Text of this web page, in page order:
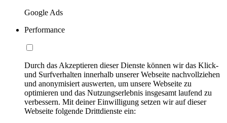
Google Ads
Performance
Durch das Akzeptieren dieser Dienste können wir das Klick-
und Surfverhalten innerhalb unserer Webseite nachvollziehen
und anonymisiert auswerten, um unsere Webseite zu
optimieren und das Nutzungserlebnis insgesamt laufend zu
verbessern. Mit deiner Einwilligung setzen wir auf dieser
Webseite folgende Drittdienste ein: